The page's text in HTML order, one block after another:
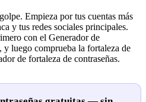
Empieza por tus cuentas más
y tus redes sociales principales.
con el Generador de
y luego comprueba la fortaleza de
de fortaleza de contraseñas.